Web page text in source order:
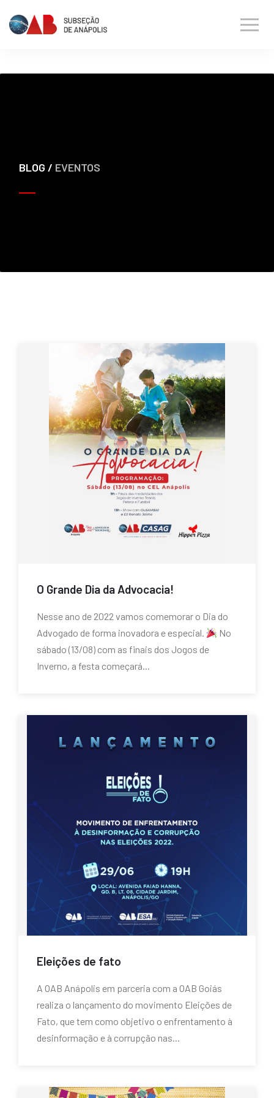
BLOG / EVENTOS
O Grande Dia da Advocacia!
Nesse ano de 2022 vamos comemorar o Dia do
Advogado de forma inovadora e especial.
No
sábado (13/08) com as finais dos Jogos de
Inverno, a festa começará...
Eleições de fato
A OAB Anápolis em parceria com a OAB Goiás
realiza o lançamento do movimento Eleições de
Fato, que tem como objetivo o enfrentamento à
desinformação e à corrupção nas...